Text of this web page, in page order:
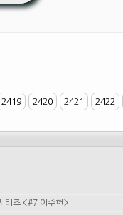
2419 2420 2421 2422
리즈 <#7 이주헌>